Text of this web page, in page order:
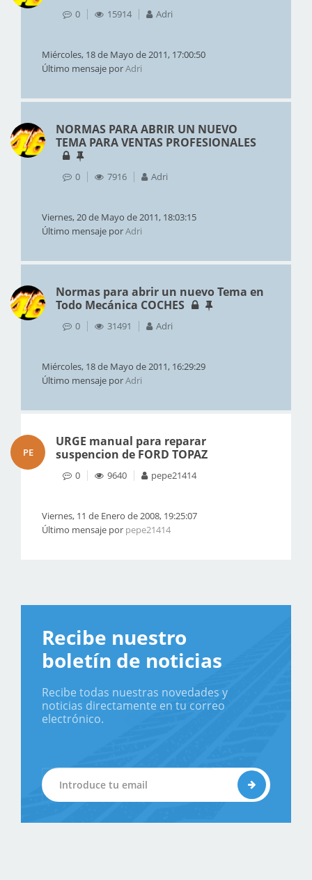
0 15914 Adri
Miércoles, 18 de Mayo de 2011, 17:00:50
Último mensaje porAdri
NORMAS PARA ABRIR UN NUEVO
TEMA PARA VENTAS PROFESIONALES
0 7916 Adri
Viernes, 20 de Mayo de 2011, 18:03:15
Último mensaje porAdri
Normas para abrir un nuevo Tema en
Todo Mecánica COCHES
0 31491 Adri
Miércoles, 18 de Mayo de 2011, 16:29:29
Último mensaje porAdri
PE
URGE manual para reparar
suspencion de FORD TOPAZ
0 9640 pepe21414
Viernes, 11 de Enero de 2008, 19:25:07
Último mensaje por pepe21414
Recibe nuestro
boletín de noticias
Recibe todas nuestras novedades y
noticias directamente en tu correo
electrónico.